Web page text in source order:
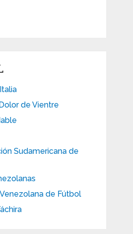
de Vientre
Sudamericana de
de Fútbol